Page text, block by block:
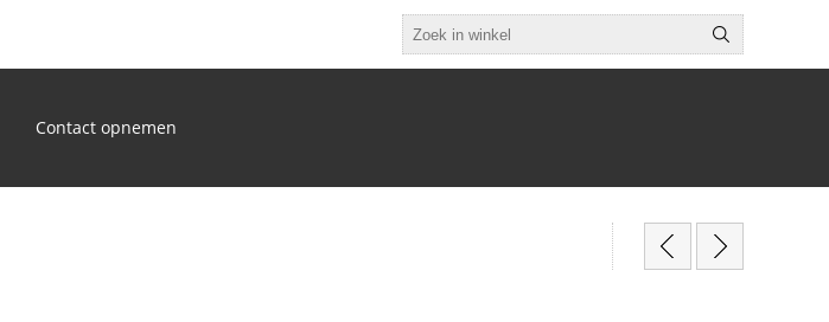
Contact opnemen